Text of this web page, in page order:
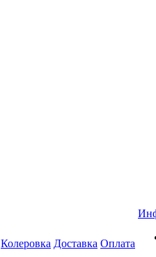
Колеровка Доставка Оплата